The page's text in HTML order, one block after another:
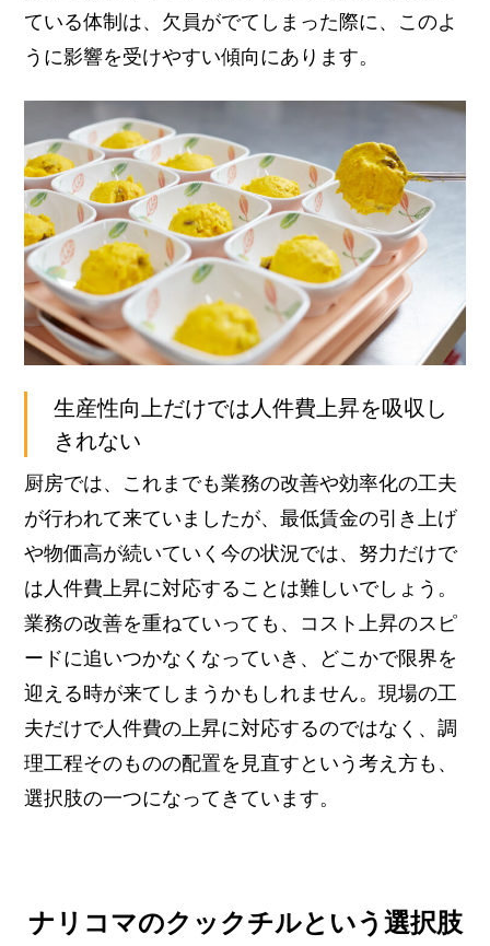
ている体制は、欠員がでてしまった際に、このよ
うに影響を受けやすい傾向にあります。
生産性向上だけでは人件費上昇を吸収し
きれない
厨房では、これまでも業務の改善や効率化の工夫
が行われて来ていましたが、最低賃金の引き上げ
や物価高が続いていく今の状況では、努力だけで
は人件費上昇に対応することは難しいでしょう。
業務の改善を重ねていっても、コスト上昇のスピ
ードに追いつかなくなっていき、どこかで限界を
迎える時が来てしまうかもしれません。現場の工
夫だけで人件費の上昇に対応するのではなく、調
理工程そのものの配置を見直すという考え方も、
選択肢の一つになってきています。
ナリコマのクックチルという選択肢